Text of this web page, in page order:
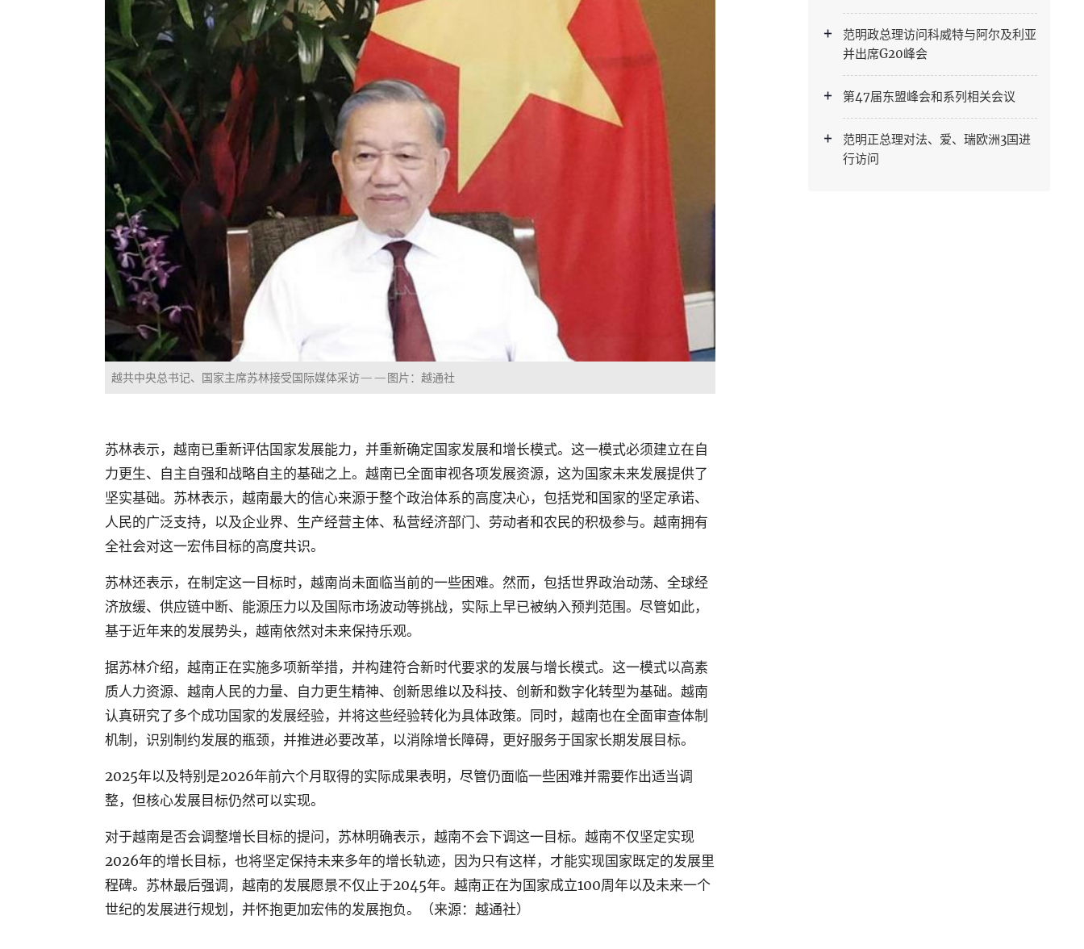
越共中央总书记、国家主席苏林接受国际媒体采访——图片：越通社
苏林表示，越南已重新评估国家发展能力，并重新确定国家发展和增长模式。这一模式必须建立在自
力更生、自主自强和战略自主的基础之上。越南已全面审视各项发展资源，这为国家未来发展提供了
坚实基础。苏林表示，越南最大的信心来源于整个政治体系的高度决心，包括党和国家的坚定承诺、
人民的广泛支持，以及企业界、生产经营主体、私营经济部门、劳动者和农民的积极参与。越南拥有
全社会对这一宏伟目标的高度共识。
苏林还表示，在制定这一目标时，越南尚未面临当前的一些困难。然而，包括世界政治动荡、全球经
济放缓、供应链中断、能源压力以及国际市场波动等挑战，实际上早已被纳入预判范围。尽管如此，
基于近年来的发展势头，越南依然对未来保持乐观。
据苏林介绍，越南正在实施多项新举措，并构建符合新时代要求的发展与增长模式。这一模式以高素
质人力资源、越南人民的力量、自力更生精神、创新思维以及科技、创新和数字化转型为基础。越南
认真研究了多个成功国家的发展经验，并将这些经验转化为具体政策。同时，越南也在全面审查体制
机制，识别制约发展的瓶颈，并推进必要改革，以消除增长障碍，更好服务于国家长期发展目标。
2025年以及特别是2026年前六个月取得的实际成果表明，尽管仍面临一些困难并需要作出适当调
整，但核心发展目标仍然可以实现。
对于越南是否会调整增长目标的提问，苏林明确表示，越南不会下调这一目标。越南不仅坚定实现
2026年的增长目标，也将坚定保持未来多年的增长轨迹，因为只有这样，才能实现国家既定的发展里
程碑。苏林最后强调，越南的发展愿景不仅止于2045年。越南正在为国家成立100周年以及未来一个
世纪的发展进行规划，并怀抱更加宏伟的发展抱负。（来源：越通社）
范明政总理访问科威特与阿尔及利亚
并出席G20峰会
第47届东盟峰会和系列相关会议
范明正总理对法、爱、瑞欧洲3国进
行访问